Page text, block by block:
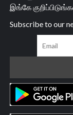
இங்கே
Subscribe to our